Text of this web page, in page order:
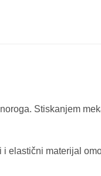
Stiskanjem
elastični materijal